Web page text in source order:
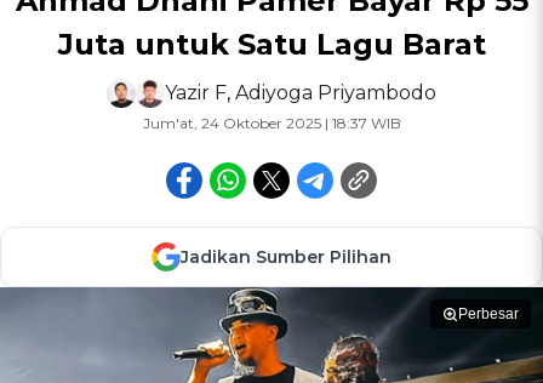
Juta untuk Satu Lagu Barat
Yazir F, Adiyoga Priyambodo
Jum'at, 24 Oktober 2025 | 18:37 WIB
Jadikan Sumber Pilihan
Perbesar